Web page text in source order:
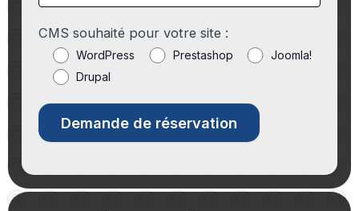
CMS souhaité pour votre site :
WordPress Prestashop
Joomla!
Drupal